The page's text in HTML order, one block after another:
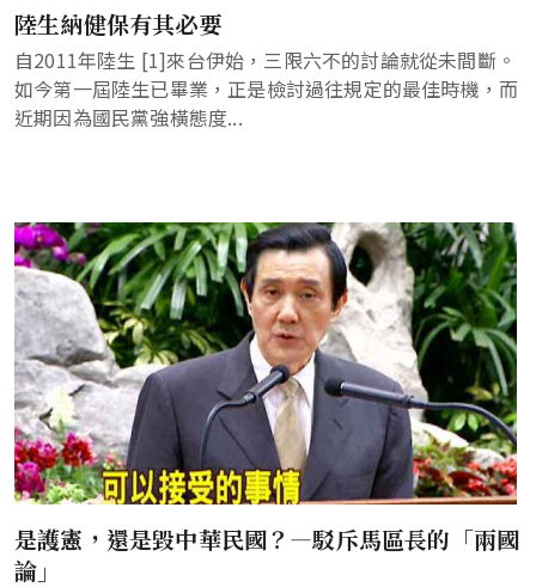
陸生納健保有其必要
自2011年陸生 [1]來台伊始，三限六不的討論就從未間斷。
如今第一屆陸生已畢業，正是檢討過往規定的最佳時機，而
近期因為國民黨強橫態度...
是護憲，還是毀中華民國？—駁斥馬區長的「兩國
論」